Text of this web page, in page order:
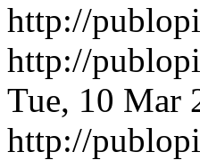
http://
http://
Tue, 10 Mar
http://